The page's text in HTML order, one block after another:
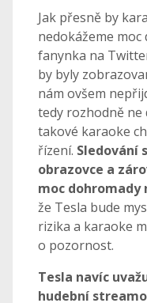
Jak přesně by
nedokážeme
fanynka na
by byly
nám ovšem
tedy rozhodně ne
takové karaoke
řízení. Sledování
obrazovce a
moc dohromady
že Tesla bude
rizika a karaoke
o pozornost.
Tesla navíc
hudební